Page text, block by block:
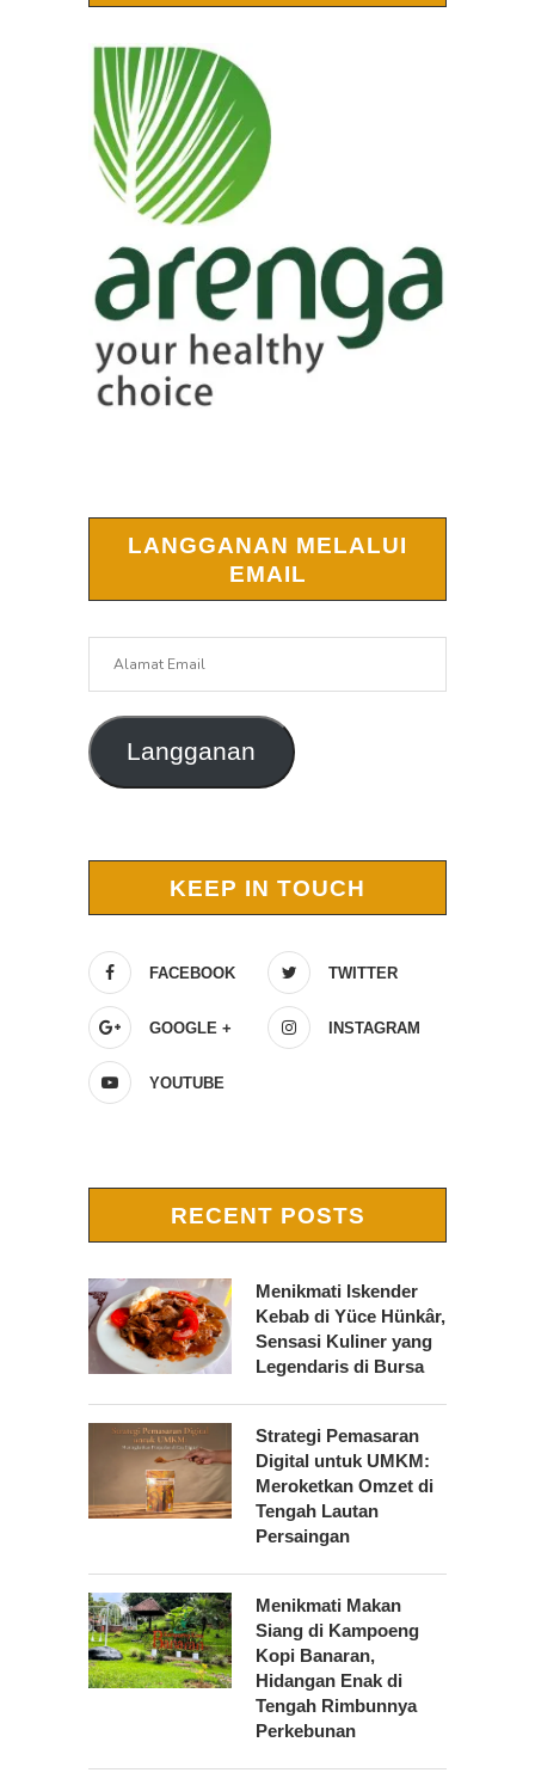
LANGGANAN MELALUI
EMAIL
Langganan
KEEP IN TOUCH
FACEBOOK TWITTER
GOOGLE + INSTAGRAM
YOUTUBE
RECENT POSTS
Menikmati Iskender
Kebab di Yüce Hünkâr,
Sensasi Kuliner yang
Legendaris di Bursa
Strategi Pemasaran
Digital untuk UMKM:
Meroketkan Omzet di
Tengah Lautan
Persaingan
Menikmati Makan
Siang di Kampoeng
Kopi Banaran,
Hidangan Enak di
Tengah Rimbunnya
Perkebunan